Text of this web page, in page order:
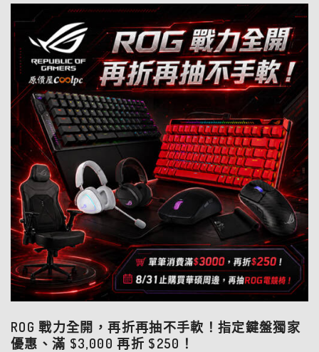
ROG 戰力全開，再折再抽不手軟！指定鍵盤獨家
優惠、滿 $3,000 再折 $250！